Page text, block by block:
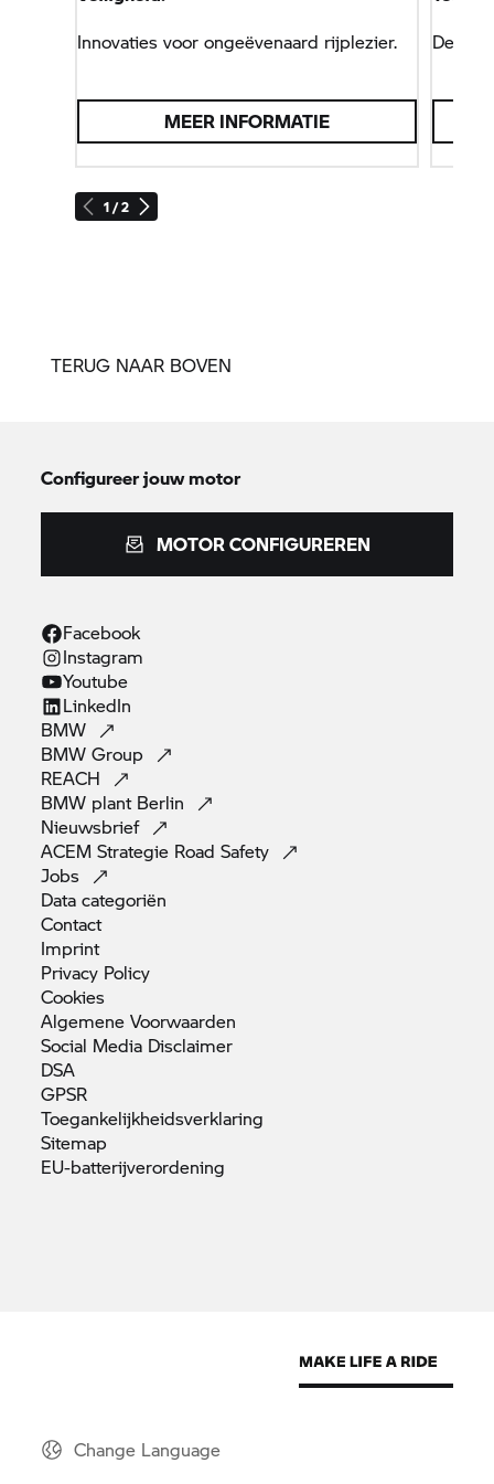
1 / 2
Innovaties voor ongeëvenaard rijplezier.
MEER INFORMATIE
De
TERUG NAAR BOVEN
Configureer jouw motor
MOTOR CONFIGUREREN
Facebook
Instagram
Youtube
LinkedIn
BMW
BMWGroup
REACH
BMW plant Berlin
Nieuwsbrief
ACEM Strategie RoadSafety
Jobs
Datacategoriën
Contact
Imprint
Privacy Policy
Cookies
AlgemeneVoorwaarden
Social Media Disclaimer
DSA
GPSR
Toegankelijkheidsverklaring
Sitemap
EU-batterijverordening
Change Language